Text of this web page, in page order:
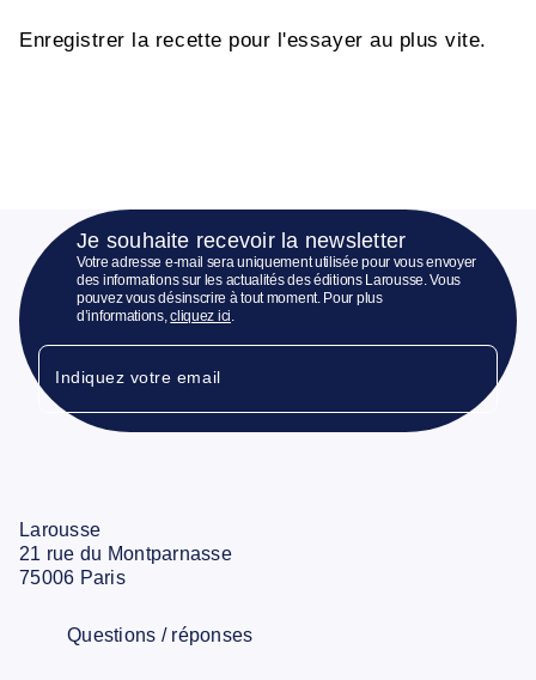
Enregistrer la recette pour l'essayer au plus vite.
Je souhaite recevoir la newsletter
Votre adresse e-mail sera uniquement utilisée pour vous envoyer
des informations sur les actualités des éditions Larousse. Vous
pouvez vous désinscrire à tout moment. Pour plus
d’informations,cliquez ici.
Indiquez votre email
Larousse
21 rue du Montparnasse
75006 Paris
Questions / réponses